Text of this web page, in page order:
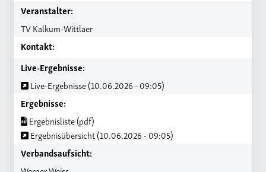
Veranstalter:
TV Kalkum-Wittlaer
Kontakt:
Live-Ergebnisse:
Live-Ergebnisse (10.06.2026 - 09:05)
Ergebnisse:
Ergebnisliste (pdf)
Ergebnisübersicht (10.06.2026 - 09:05)
Verbandsaufsicht: